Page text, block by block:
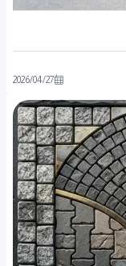
2026/04/27